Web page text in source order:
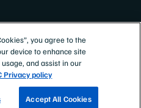
you agree to the
device to enhance site
and assist in our
Privacy policy
Accept All Cookies